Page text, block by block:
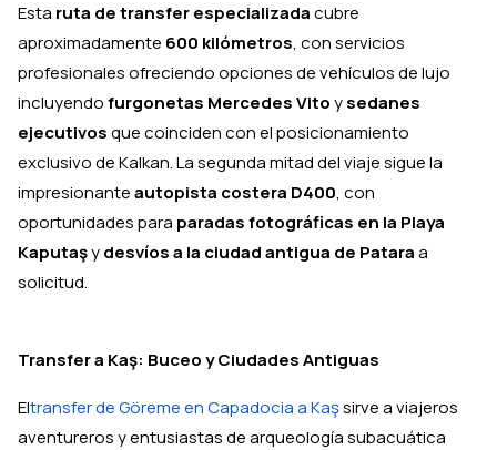
Esta ruta de transfer especializadacubre
aproximadamente 600 kilómetros, con servicios
profesionales ofreciendo opciones de vehículos de lujo
incluyendofurgonetas Mercedes Vitoysedanes
ejecutivosque coinciden con el posicionamiento
exclusivo de Kalkan. La segunda mitad del viaje sigue la
impresionanteautopista costera D400, con
oportunidades para paradas fotográficas en la Playa
Kaputaşydesvíos a la ciudad antigua de Pataraa
solicitud.
Transfer a Kaş: Buceo y Ciudades Antiguas
Eltransfer de Göreme en Capadocia a Kaşsirve a viajeros
aventureros y entusiastas de arqueología subacuática